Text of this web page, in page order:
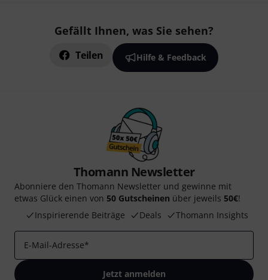
Gefällt Ihnen, was Sie sehen?
Teilen Hilfe & Feedback
Thomann Newsletter
Abonniere den Thomann Newsletter und gewinne mit
etwas Glück einen von 50 Gutscheinen über jeweils 50€!
Inspirierende Beiträge
Deals Thomann Insights
E-Mail-Adresse*
Jetzt anmelden